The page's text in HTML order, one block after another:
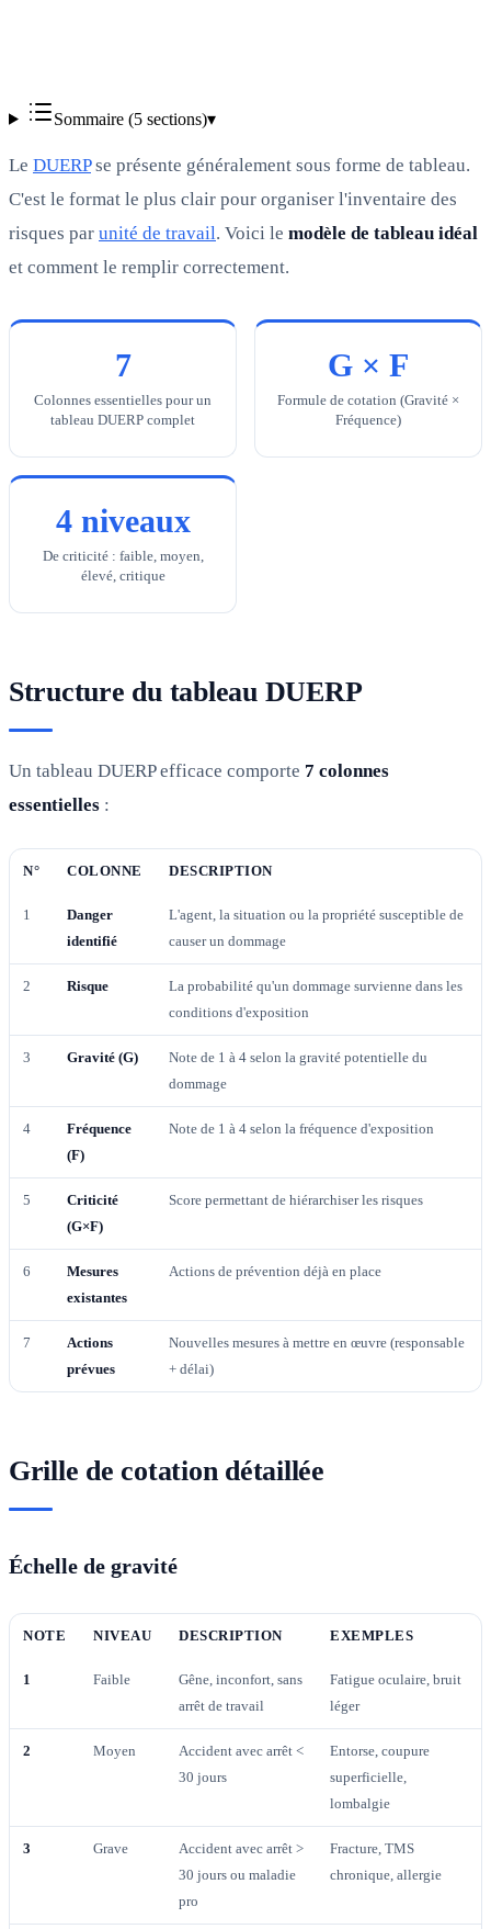
Sommaire (5sections)▾
Le DUERPse présente généralement sous forme de tableau.
C'est le format le plus clair pour organiser l'inventaire des
risques par unité de travail. Voici le modèle de tableau idéal
et comment le remplir correctement.
7
Colonnes essentielles pour un
tableau DUERP complet
G × F
Formule de cotation (Gravité ×
Fréquence)
4 niveaux
De criticité : faible, moyen,
élevé, critique
Structure du tableau DUERP
Un tableau DUERP efficace comporte 7 colonnes
essentielles :
N° COLONNE DESCRIPTION
1
Danger
identifié
L'agent, la situation ou la propriété susceptible de
causer un dommage
2 Risque
La probabilité qu'un dommage survienne dans les
conditions d'exposition
3 Gravité (G)
Note de 1 à 4 selon la gravité potentielle du
dommage
4
Fréquence
(F)
Note de 1 à 4 selon la fréquence d'exposition
5
Criticité
(G×F)
Score permettant de hiérarchiser les risques
6
Mesures
existantes
Actions de prévention déjà en place
7
Actions
prévues
Nouvelles mesures à mettre en œuvre (responsable
+ délai)
Grille de cotation détaillée
Échelle de gravité
NOTE NIVEAU DESCRIPTION EXEMPLES
1 Faible
Gêne, inconfort, sans
arrêt de travail
Fatigue oculaire, bruit
léger
2 Moyen
Accident avec arrêt <
30 jours
Entorse, coupure
superficielle,
lombalgie
3 Grave
Accident avec arrêt >
30 jours ou maladie
pro
Fracture, TMS
chronique, allergie